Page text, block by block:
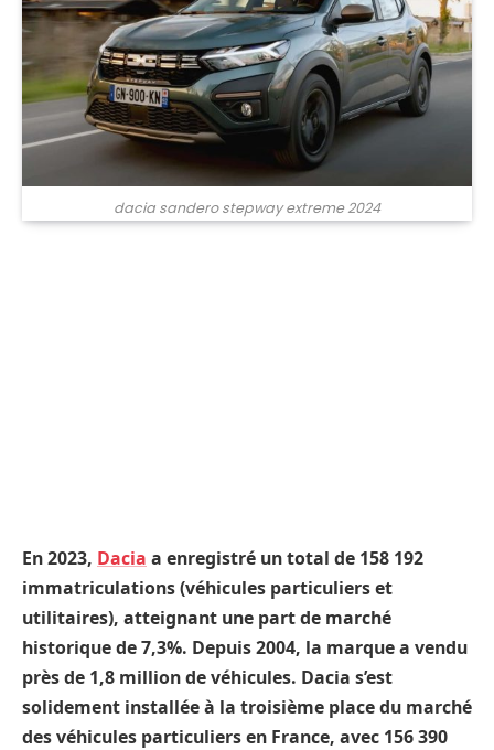
dacia sandero stepway extreme 2024
En 2023, Dacia a enregistré un total de 158 192
immatriculations (véhicules particuliers et
utilitaires), atteignant une part de marché
historique de 7,3%. Depuis 2004, la marque a vendu
près de 1,8 million de véhicules. Dacia s’est
solidement installée à la troisième place du marché
des véhicules particuliers en France, avec 156 390